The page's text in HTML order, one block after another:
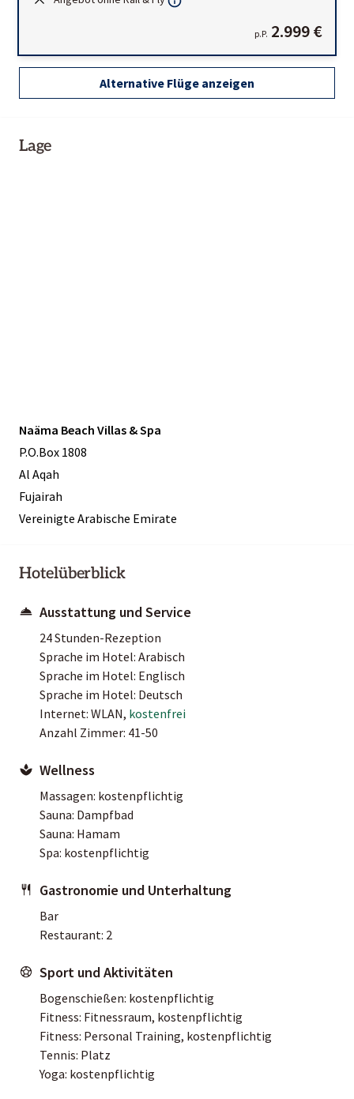
p.P. 2.999 €
Alternative Flüge anzeigen
Lage
Naäma Beach Villas & Spa
P.O.Box 1808
Al Aqah
Fujairah
Vereinigte Arabische Emirate
Hotelüberblick
Ausstattung und Service
24 Stunden-Rezeption
Sprache im Hotel: Arabisch
Sprache im Hotel: Englisch
Sprache im Hotel: Deutsch
Internet: WLAN, kostenfrei
Anzahl Zimmer: 41-50
Wellness
Massagen: kostenpflichtig
Sauna: Dampfbad
Sauna: Hamam
Spa: kostenpflichtig
Gastronomie und Unterhaltung
Bar
Restaurant: 2
Sport und Aktivitäten
Bogenschießen: kostenpflichtig
Fitness: Fitnessraum, kostenpflichtig
Fitness: Personal Training, kostenpflichtig
Tennis: Platz
Yoga: kostenpflichtig